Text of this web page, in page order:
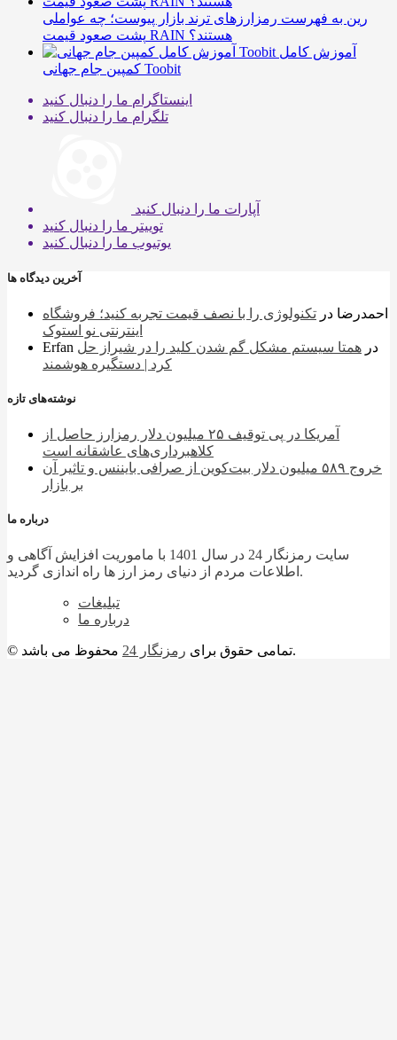
رین به فهرست رمزارزهای ترند بازار پیوست؛ چه عواملی
پشت صعود قیمت RAIN هستند؟
آموزش کامل
کمپین جام جهانی Toobit
اینستاگرام ما را دنبال کنید
تلگرام ما را دنبال کنید
آپارات ما را دنبال کنید
توییتر ما را دنبال کنید
یوتیوب ما را دنبال کنید
آخرین دیدگاه ها
احمدرضا در تکنولوژی را با نصف قیمت تجربه کنید؛ فروشگاه
اینترنتی نو استوک
Erfan
در همتا سیستم مشکل گم شدن کلید را در شیراز حل
کرد | دستگیره هوشمند
نوشته‌های تازه
آمریکا در پی توقیف ۲۵ میلیون دلار رمزارز حاصل از
کلاهبرداری‌های عاشقانه است
خروج ۵۸۹ میلیون دلار بیت‌کوین از صرافی بایننس و تاثیر آن
بر بازار
درباره ما
سایت رمزنگار 24 در سال 1401 با ماموریت افزایش آگاهی و
اطلاعات مردم از دنیای رمز ارز ها راه اندازی گردید.
تبلیغات
درباره ما
© تمامی حقوق برای رمزنگار 24 محفوظ می باشد.